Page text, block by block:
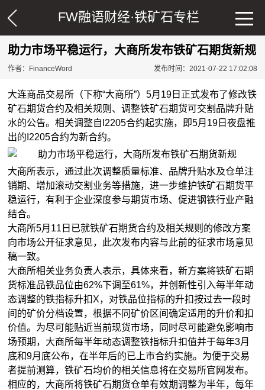
FW融语财经·铁矿石专栏
助力市场平稳运行，大商所发布铁矿石期货新规
作者：FinanceWord 发布时间：2021-07-22 17:02:08
大连商品交易所（下称“大商所”）5月19日正式发布了修改铁
矿石期货合约及相关规则、调整铁矿石期货可交割品牌升贴
水的公告。相关调整自I2205合约起实施，即5月19日夜盘推
出的I2205合约为新合约。
大商所表示，通过此次调整质量标准、品牌升贴水及仓单注
销期、增加滚动交割业务等措施，进一步维护铁矿石期货平
稳运行，有利于企业深度参与期货市场、促进钢铁行业产融
结合。
大商所5月11日已就铁矿石期货合约及相关规则的修改方案
向市场公开征求意见，此次发布内容与此前的征求市场意见
稿一致。
大商所相关业务负责人表示，具体来看，新方案将铁矿石期
货标准品铁品位由62%下调至61%，并创新性引入每半年动
态调整的铁指标升扣X，对铁品位指标的升扣按过去一段时
间的矿价分档设置，根据不同矿价区间确定适用的升价和扣
价值。为尽可能贴近当前现货市场，同时尽可能避免影响市
场预期，大商所每半年动态调整铁指标升扣值并于每年3月
底和9月底公布，在半年后的已上市合约实施。为便于交易
者提前测算，铁矿石均价的相关信息将在交易所官网发布。
相应的，大商所将铁矿石期货仓单有效期调整为半年，每年